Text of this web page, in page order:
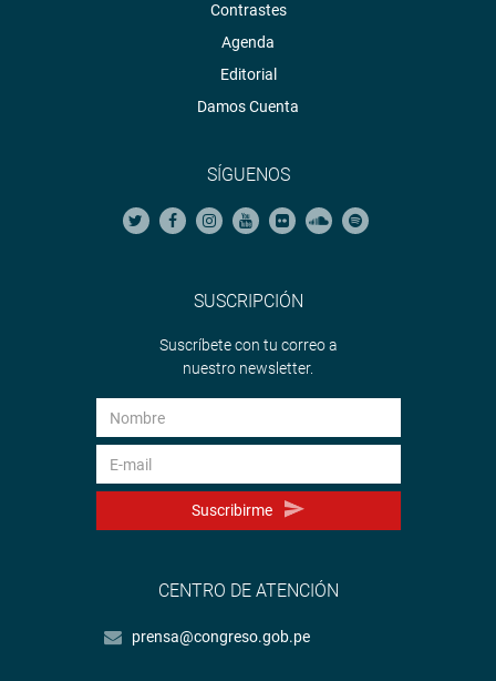
Contrastes
Agenda
Editorial
Damos Cuenta
SÍGUENOS
SUSCRIPCIÓN
Suscríbete con tu correo a
nuestro newsletter.
Suscribirme
CENTRO DE ATENCIÓN
prensa@congreso.gob.pe